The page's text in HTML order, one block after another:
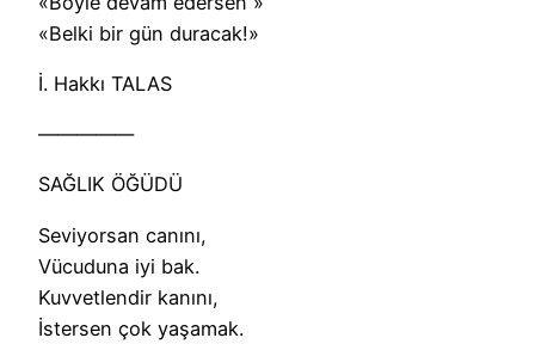
«Belki bir gün duracak!»
İ. Hakkı TALAS
—————
SAĞLIK ÖĞÜDÜ
Seviyorsan canını,
Vücuduna iyi bak.
Kuvvetlendir kanını,
İstersen çok yaşamak.